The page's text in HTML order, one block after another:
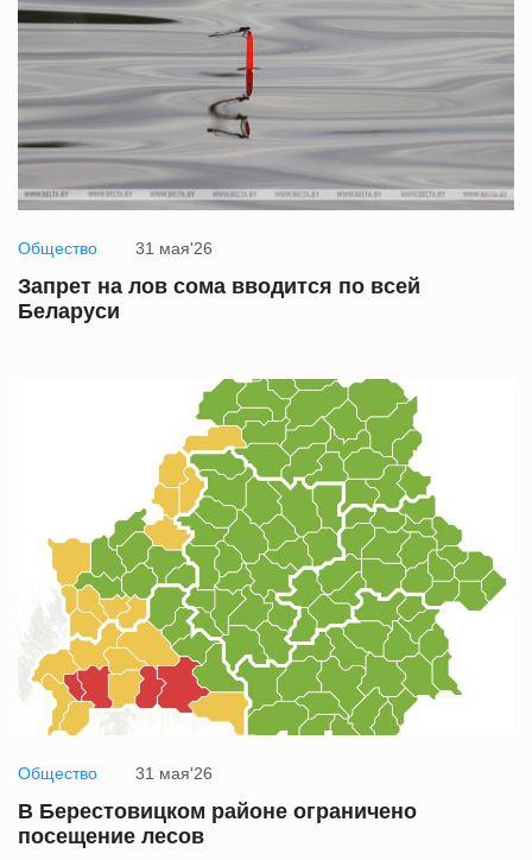
Общество 31 мая'26
Запрет на лов сома вводится по всей
Беларуси
Общество 31 мая'26
В Берестовицком районе ограничено
посещение лесов